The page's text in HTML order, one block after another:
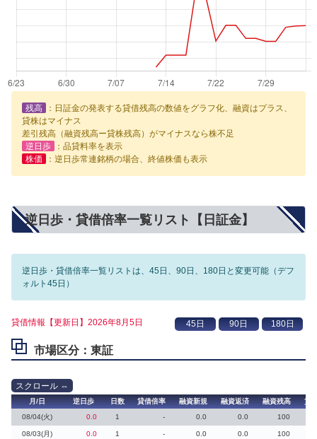
残高
：日証金の発表する貸借残高の数値をグラフ化、融資はプラス、
貸株はマイナス
差引残高（融資残高ー貸株残高）がマイナスなら株不足
逆日歩
：品貸料率を表示
株価
：逆日歩常連銘柄の場合、終値株価も表示
逆日歩・貸借倍率一覧リスト【日証金】
逆日歩・貸借倍率一覧リストは、45日、90日、180日と変更可能（デフ
ォルト45日）
貸借情報【更新日】2026年8月5日
市場区分：東証
月/日 逆日歩 日数 貸借倍率 融資新規 融資返済 融資残高
貸
08/04(火)
0.0 1 - 0.0 0.0 100
08/03(月) 0.0 1 - 0.0 0.0 100